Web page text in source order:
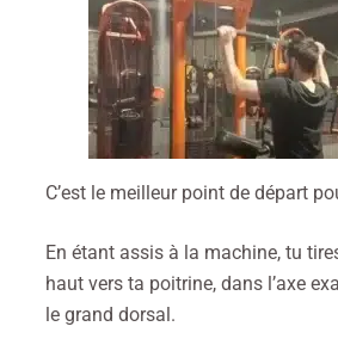
C’est le meilleur point de départ
En étant assis à la machine, tu
haut vers ta poitrine, dans l’axe
le grand dorsal.